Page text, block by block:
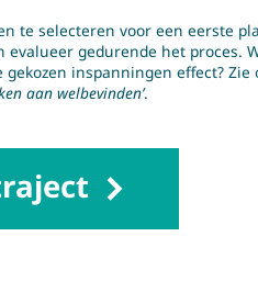
te selecteren voor een eerste
evalueer gedurende het proces.
inspanningen effect? Zie
aan welbevinden’.
op met een Gezonde School
of in uw
meer informatie.
wegwijzer
Jeugd en Gezin Centraal
in samenwerking met het kennis-
Welbevinden op School